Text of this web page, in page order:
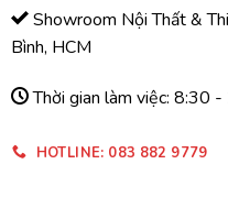
Showroom Nội Thất &
Bình, HCM
Thời gian làm việc: 8:30
HOTLINE: 083 882 9779